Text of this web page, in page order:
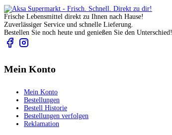
Frische Lebensmittel direkt zu Ihnen nach Hause!
Zuverlässiger Service und schnelle Lieferung.
Bestellen Sie noch heute und genießen Sie den Unterschied!
Mein Konto
Mein Konto
Bestellungen
Bestell Historie
Bestellungen verfolgen
Reklamation